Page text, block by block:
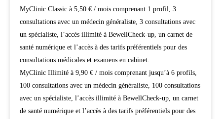
MyClinic Classic à 5,50 € / mois comprenant 1 profil, 3
consultations avec un médecin généraliste, 3 consultations avec
un spécialiste, l’accès illimité à BewellCheck-up, un carnet de
santé numérique et l’accès à des tarifs préférentiels pour des
consultations médicales et examens en cabinet.
MyClinic Illimité à 9,90 € / mois comprenant jusqu’à 6 profils,
100 consultations avec un médecin généraliste, 100 consultations
avec un spécialiste, l’accès illimité à BewellCheck-up, un carnet
de santé numérique et l’accès à des tarifs préférentiels pour des